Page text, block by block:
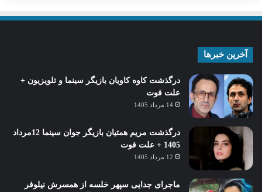
آخرین خبرها
درگذشت کاوه کاویان بازیگر سینما و تلویزیون +
علت فوت
14 مرداد 1405
درگذشت مریم همتیان بازیگر جوان سینما 12مرداد
1405 + علت فوت
12 مرداد 1405
ماجرای جدایی سپهر خلسه از همسرش نیلوفر